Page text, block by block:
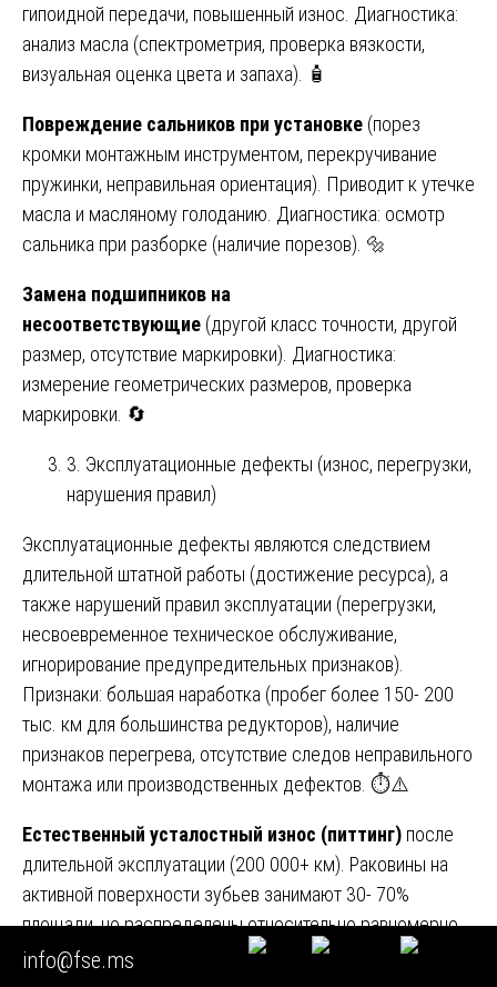
гипоидной передачи, повышенный износ. Диагностика:
анализ масла (спектрометрия, проверка вязкости,
визуальная оценка цвета и запаха). 🧴
Повреждение сальников при установке (порез
кромки монтажным инструментом, перекручивание
пружинки, неправильная ориентация). Приводит к утечке
масла и масляному голоданию. Диагностика: осмотр
сальника при разборке (наличие порезов). 🔩
Замена подшипников на
несоответствующие (другой класс точности, другой
размер, отсутствие маркировки). Диагностика:
измерение геометрических размеров, проверка
маркировки. 🔄
3. Эксплуатационные дефекты (износ, перегрузки,
нарушения правил)
Эксплуатационные дефекты являются следствием
длительной штатной работы (достижение ресурса), а
также нарушений правил эксплуатации (перегрузки,
несвоевременное техническое обслуживание,
игнорирование предупредительных признаков).
Признаки: большая наработка (пробег более 150- 200
тыс. км для большинства редукторов), наличие
признаков перегрева, отсутствие следов неправильного
монтажа или производственных дефектов. ⏱️⚠️
Естественный усталостный износ (питтинг) после
длительной эксплуатации (200 000+ км). Раковины на
активной поверхности зубьев занимают 30- 70%
площади, но распределены относительно равномерно.
Сколов зубьев, как правило, нет, если не было
info@fse.ms